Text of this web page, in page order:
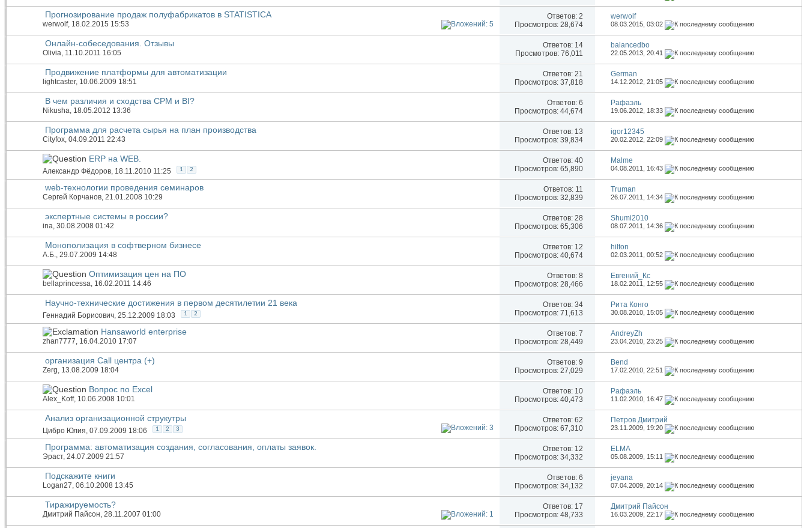
Прогнозирование продаж полуфабрикатов в STATISTICA
werwolf, 18.02.2015 15:53
Ответов: 2
Просмотров: 28,674
werwolf
08.03.2015,03:02
Онлайн-собеседования. Отзывы
Olivia, 11.10.2011 16:05
Ответов: 14
Просмотров: 76,011
balancedbo
22.05.2013,20:41
Продвижение платформы для автоматизации
lightcaster, 10.06.2009 18:51
Ответов: 21
Просмотров: 37,818
German
14.12.2012,21:05
В чем различия и сходства CPM и BI?
Nikusha, 18.05.2012 13:36
Ответов: 6
Просмотров: 44,674
Рафаэль
19.06.2012, 18:33
Программа для расчета сырья на план производства
Cityfox, 04.09.2011 22:43
Ответов: 13
Просмотров: 39,834
igor12345
20.02.2012,22:09
ERP на WEB.
Александр Фёдоров, 18.11.2010 11:25 1 2
Ответов: 40
Просмотров: 65,890
Malme
04.08.2011, 16:43
web-технологии проведения семинаров
Сергей Корчанов, 21.01.2008 10:29
Ответов: 11
Просмотров: 32,839
Truman
26.07.2011, 14:34
экспертные системы в россии?
ina, 30.08.2008 01:42
Ответов: 28
Просмотров: 65,306
Shumi2010
08.07.2011, 14:36
Монополизация в софтверном бизнесе
А.Б., 29.07.2009 14:48
Ответов: 12
Просмотров: 40,674
hilton
02.03.2011,00:52
Оптимизация цен на ПО
bellaprincessa, 16.02.2011 14:46
Ответов: 8
Просмотров: 28,466
Евгений_Кс
18.02.2011, 12:55
Научно-технические достижения в первом десятилетии 21 века
Геннадий Борисович, 25.12.2009 18:03 1 2
Ответов: 34
Просмотров: 71,613
Рита Конго
30.08.2010, 15:05
Hansaworld enterprise
zhan7777, 16.04.2010 17:07
Ответов: 7
Просмотров: 28,449
AndreyZh
23.04.2010,23:25
организация Call центра (+)
Zerg, 13.08.2009 18:04
Ответов: 9
Просмотров: 27,029
Bend
17.02.2010,22:51
Вопрос по Excel
Alex_Koff, 10.06.2008 10:01
Ответов: 10
Просмотров: 40,473
Рафаэль
11.02.2010, 16:47
Анализ организационной струкутры
Цибро Юлия, 07.09.2009 18:06 1 2 3
Ответов: 62
Просмотров: 67,310
Петров Дмитрий
23.11.2009, 19:20
Программа: автоматизация создания, согласования, оплаты заявок.
Эраст, 24.07.2009 21:57
Ответов: 12
Просмотров: 34,332
ELMA
05.08.2009, 15:11
Подскажите книги
Logan27, 06.10.2008 13:45
Ответов: 6
Просмотров: 34,132
jeyana
07.04.2009,20:14
Тиражируемость?
Дмитрий Пайсон, 28.11.2007 01:00
Ответов: 17
Просмотров: 48,733
Дмитрий Пайсон
16.03.2009,22:17